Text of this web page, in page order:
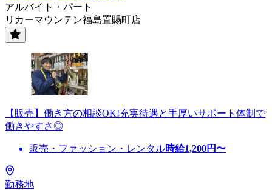
アルバイト・パート
リカーマウンテン福島置賜町店
【販売】働き方の相談OK!充実待遇と手厚いサポート体制で
働きやすさ◎
販売・ファッション・レンタル時給1,200円〜
勤務地